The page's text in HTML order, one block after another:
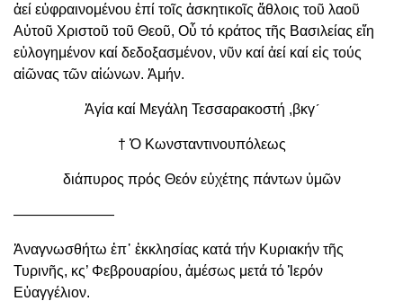
ἀεί εὐφραινομένου ἐπί τοῖς ἀσκητικοῖς ἄθλοις τοῦ λαοῦ
Αὐτοῦ Χριστοῦ τοῦ Θεοῦ, Οὗ τό κράτος τῆς Βασιλείας εἴη
εὐλογημένον καί δεδοξασμένον, νῦν καί ἀεί καί εἰς τούς
αἰῶνας τῶν αἰώνων. Ἀμήν.
Ἁγία καί Μεγάλη Τεσσαρακοστή ,βκγ´
† Ὁ Κωνσταντινουπόλεως
διάπυρος πρός Θεόν εὐχέτης πάντων ὑμῶν
———————
Ἀναγνωσθήτω ἐπ᾿ ἐκκλησίας κατά τήν Κυριακήν τῆς
Τυρινῆς, κς’ Φεβρουαρίου, ἀμέσως μετά τό Ἱερόν
Εὐαγγέλιον.